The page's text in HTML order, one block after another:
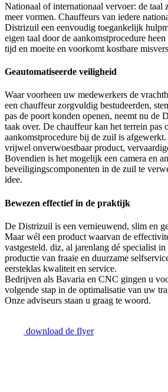
Nationaal of internationaal vervoer: de taal
meer vormen. Chauffeurs van iedere
Distrizuil een eenvoudig toegankelijk
eigen taal door de aankomstprocedure
tijd en moeite en voorkomt kostbare
Geautomatiseerde veiligheid
Waar voorheen uw medewerkers de
een chauffeur zorgvuldig bestudeerden,
pas de poort konden openen, neemt nu de
taak over. De chauffeur kan het terrein pas
aankomstprocedure bij de zuil is
vrijwel onverwoestbaar product,
Bovendien is het mogelijk een camera en
beveiligingscomponenten in de zuil te
idee.
Bewezen effectief in de praktijk
De Distrizuil is een vernieuwend, slim en
Maar wél een product waarvan de
vastgesteld. diz, al jarenlang dé specialist
productie van fraaie en duurzame
eersteklas kwaliteit en service.
Bedrijven als Bavaria en CNC gingen u
volgende stap in de optimalisatie van uw
Onze adviseurs staan u graag te woord.
download de flyer